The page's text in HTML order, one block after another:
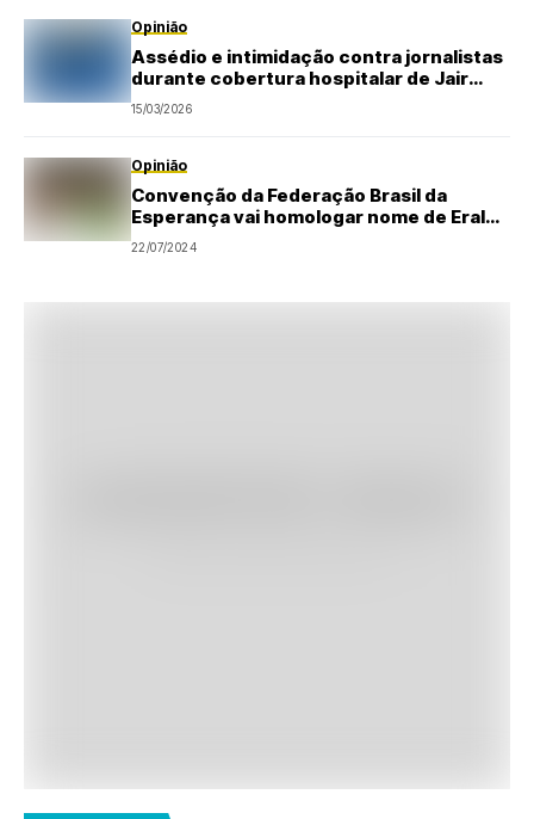
Opinião
Assédio e intimidação contra jornalistas
durante cobertura hospitalar de Jair
Bolsonaro geram repúdio
15/03/2026
Opinião
Convenção da Federação Brasil da
Esperança vai homologar nome de Eraldo
para reeleição em São Gonçalo
22/07/2024